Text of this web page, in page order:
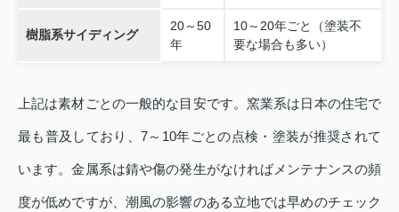
樹脂系サイディング
20～50
年
10～20年ごと（塗装不
要な場合も多い）
上記は素材ごとの一般的な目安です。窯業系は日本の住宅で
最も普及しており、7～10年ごとの点検・塗装が推奨されて
います。金属系は錆や傷の発生がなければメンテナンスの頻
度が低めですが、潮風の影響のある立地では早めのチェック